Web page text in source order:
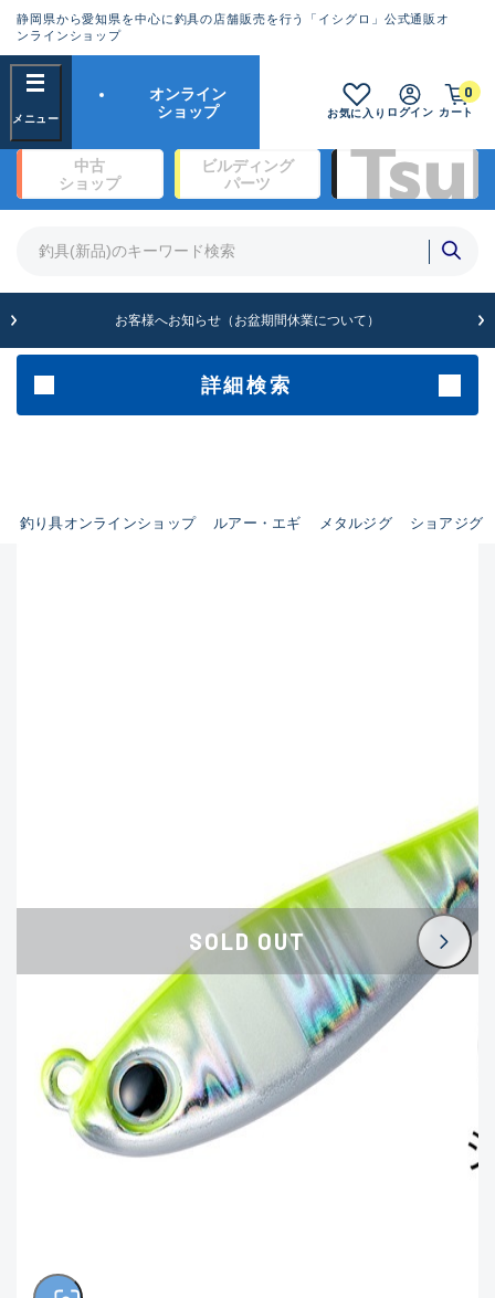
静岡県から愛知県を中心に釣具の店舗販売を行う「イシグロ」公式通販オ
ンラインショップ
オンライン
ショップ
お気に入り ログイン カート
0
中古
ショップ
ビルディング
パーツ
お客様へお知らせ（お盆期間休業について）
詳細検索
釣り具オンラインショップ ルアー・エギ メタルジグ ショアジグ
フリーワード
商品カテゴリ
リール・カスタムパーツ(339)
ライン・ハリス・道糸(761)
針・仕掛(319)
新商品(35)
ランクとは？
良
SA
新古品（メーカー問屋から仕
入れた未使用品）
※店頭展示時の置き傷が付いている
ものも含む
傷が極めて少ない極上品
B
かなり使用感があり、全体的
に目立つ傷が多い品
D
著しく状態が悪いが使用はで
きるもの、改造品も含む
※ルアー、エギ、雑品、その他につきましては
ランク表記はございません。 状態は写真にて
ご確認ください。
SOLD OUT